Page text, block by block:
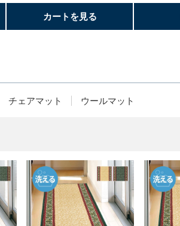
カートを見る
チェアマット ウールマット